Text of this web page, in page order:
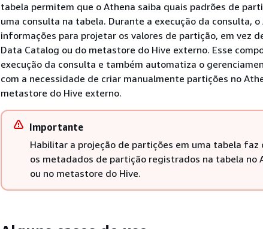
tabela permitem que o Athena saiba quais padrões de
uma consulta na tabela. Durante a execução da consulta, o
informações para projetar os valores de partição, em vez
Data Catalog ou do metastore do Hive externo. Esse
execução da consulta e também automatiza o
com a necessidade de criar manualmente partições no
metastore do Hive externo.
Importante
Habilitar a projeção de partições em uma tabela faz
os metadados de partição registrados na tabela no
ou no metastore do Hive.